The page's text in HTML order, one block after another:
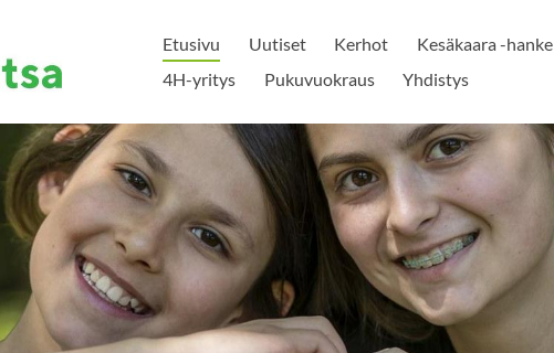
Etusivu Uutiset Kerhot Kesäkaara -hanke
4H-yritys
Pukuvuokraus Yhdistys